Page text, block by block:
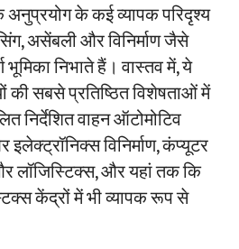
के कई व्यापक परिदृश्य
असेंबली और विनिर्माण जैसे
भूमिका निभाते हैं। वास्तव में, ये
की सबसे प्रतिष्ठित विशेषताओं में
निर्देशित वाहन ऑटोमोटिव
विनिर्माण, कंप्यूटर
लॉजिस्टिक्स, और यहां तक कि
केंद्रों में भी व्यापक रूप से